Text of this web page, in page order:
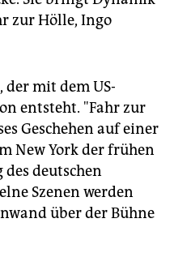
zur Hölle, Ingo
der mit dem US-
entsteht. "Fahr zur
Geschehen auf einer
New York der frühen
deutschen
Szenen werden
über der Bühne